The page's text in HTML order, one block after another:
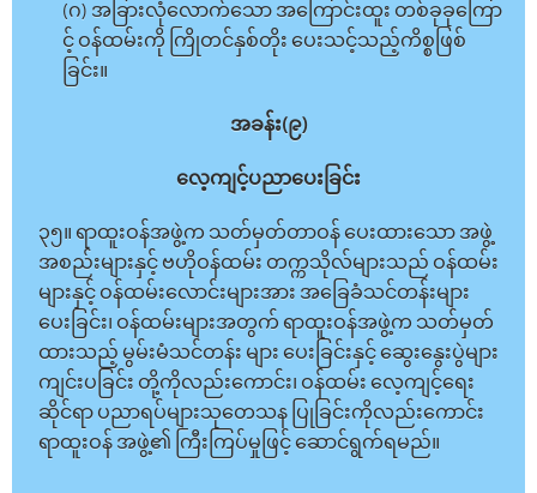
(ဂ) အခြားလုံလောက်သော အကြောင်းထူး တစ်ခုခုကြော
င့် ဝန်ထမ်းကို ကြိုတင်နှစ်တိုး ပေးသင့်သည့်ကိစ္စဖြစ်
ခြင်း။
အခန်း(၉)
လေ့ကျင့်ပညာပေးခြင်း
၃၅။ ရာထူးဝန်အဖွဲ့က သတ်မှတ်တာဝန် ပေးထားသော အဖွဲ့
အစည်းများနှင့် ဗဟိုဝန်ထမ်း တက္ကသိုလ်များသည် ဝန်ထမ်း
များနှင့် ဝန်ထမ်းလောင်းများအား အခြေခံသင်တန်းများ
ပေးခြင်း၊ ဝန်ထမ်းများအတွက် ရာထူးဝန်အဖွဲ့က သတ်မှတ်
ထားသည့် မွမ်းမံသင်တန်း များ ပေးခြင်းနှင့် ဆွေးနွေးပွဲများ
ကျင်းပခြင်း တို့ကိုလည်းကောင်း၊ ဝန်ထမ်း လေ့ကျင့်ရေး
ဆိုင်ရာ ပညာရပ်များသုတေသန ပြုခြင်းကိုလည်းကောင်း
ရာထူးဝန် အဖွဲ့၏ ကြီးကြပ်မှုဖြင့် ဆောင်ရွက်ရမည်။